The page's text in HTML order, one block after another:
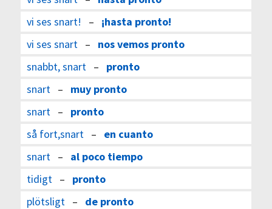
vi ses snart! – ¡hasta pronto!
vi ses snart– nos vemos pronto
snabbt, snart– pronto
snart– muy pronto
snart– pronto
så fort,snart– en cuanto
snart– al poco tiempo
tidigt– pronto
plötsligt– de pronto